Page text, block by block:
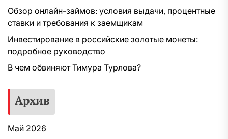
Обзор онлайн-займов: условия выдачи, процентные
ставки и требования к заемщикам
Инвестирование в российские золотые монеты:
подробное руководство
В чем обвиняют Тимура Турлова?
Архив
Май 2026